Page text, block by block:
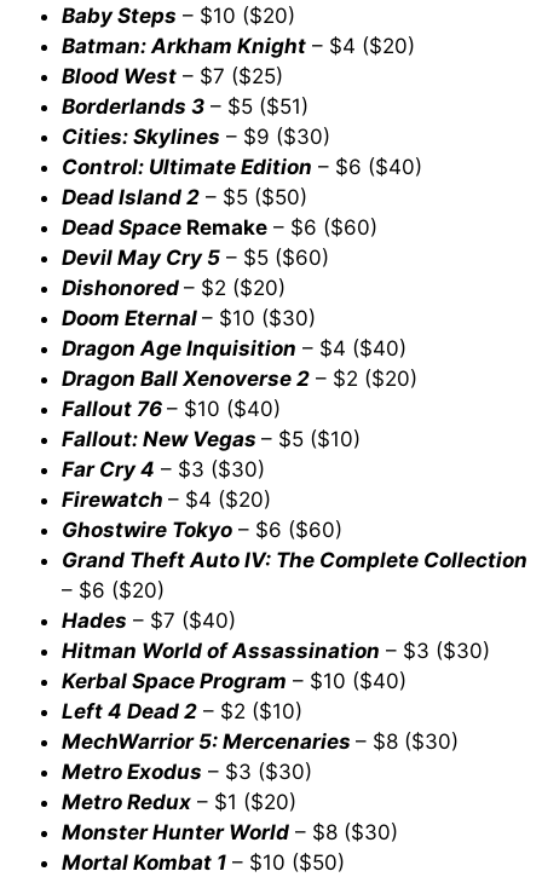
Baby Steps – $10 ($20)
Batman: Arkham Knight – $4 ($20)
Blood West – $7 ($25)
Borderlands 3 – $5 ($51)
Cities: Skylines – $9 ($30)
Control: Ultimate Edition – $6 ($40)
Dead Island 2 – $5 ($50)
Dead Space Remake – $6 ($60)
Devil May Cry 5 – $5 ($60)
Dishonored – $2 ($20)
Doom Eternal – $10 ($30)
Dragon Age Inquisition – $4 ($40)
Dragon Ball Xenoverse 2 – $2 ($20)
Fallout 76 – $10 ($40)
Fallout: New Vegas – $5 ($10)
Far Cry 4 – $3 ($30)
Firewatch – $4 ($20)
Ghostwire Tokyo – $6 ($60)
Grand Theft Auto IV: The Complete Collection
– $6 ($20)
Hades – $7 ($40)
Hitman World of Assassination – $3 ($30)
Kerbal Space Program – $10 ($40)
Left 4 Dead 2 – $2 ($10)
MechWarrior 5: Mercenaries – $8 ($30)
Metro Exodus – $3 ($30)
Metro Redux – $1 ($20)
Monster Hunter World – $8 ($30)
Mortal Kombat 1 – $10 ($50)